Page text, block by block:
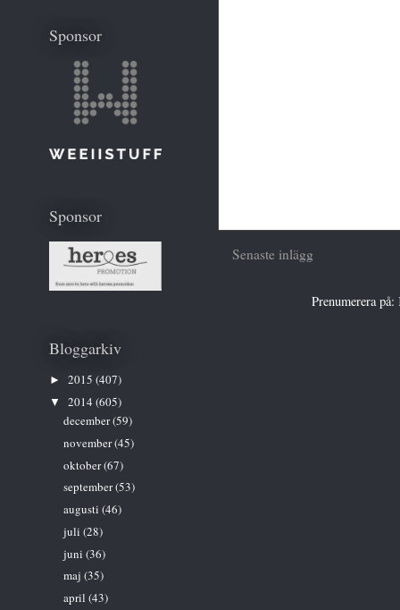
Senaste inlägg
Prenumerera på:
Sponsor
Sponsor
Bloggarkiv
► 2015 (407)
▼ 2014 (605)
december(59)
november(45)
oktober(67)
september(53)
augusti (46)
juli (28)
juni (36)
maj (35)
april (43)